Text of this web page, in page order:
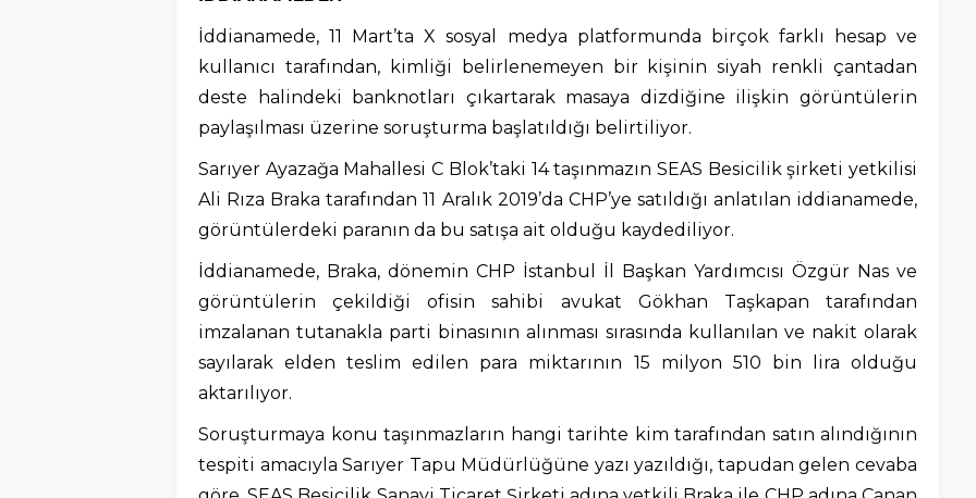
İddianamede, 11 Mart’ta X sosyal medya platformunda birçok farklı hesap ve
kullanıcı tarafından, kimliği belirlenemeyen bir kişinin siyah renkli çantadan
deste halindeki banknotları çıkartarak masaya dizdiğine ilişkin görüntülerin
paylaşılması üzerine soruşturma başlatıldığı belirtiliyor.
Sarıyer Ayazağa Mahallesi C Blok’taki 14 taşınmazın SEAS Besicilik şirketi yetkilisi
Ali Rıza Braka tarafından 11 Aralık 2019’da CHP’ye satıldığı anlatılan iddianamede,
görüntülerdeki paranın da bu satışa ait olduğu kaydediliyor.
İddianamede, Braka, dönemin CHP İstanbul İl Başkan Yardımcısı Özgür Nas ve
görüntülerin çekildiği ofisin sahibi avukat Gökhan Taşkapan tarafından
imzalanan tutanakla parti binasının alınması sırasında kullanılan ve nakit olarak
sayılarak elden teslim edilen para miktarının 15 milyon 510 bin lira olduğu
aktarılıyor.
Soruşturmaya konu taşınmazların hangi tarihte kim tarafından satın alındığının
tespiti amacıyla Sarıyer Tapu Müdürlüğüne yazı yazıldığı, tapudan gelen cevaba